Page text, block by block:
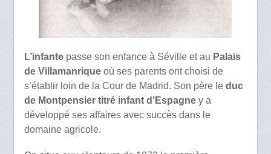
L’infantepasse son enfance à Séville et au Palais
de Villamanriqueoù ses parents ont choisi de
s’établir loin de la Cour de Madrid. Son père le duc
de Montpensier titré infant d’Espagney a
développé ses affaires avec succès dans le
domaine agricole.